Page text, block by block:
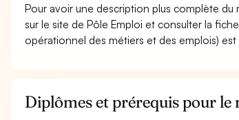
Pour avoir une description plus complète
sur le site de Pôle Emploi et consulter la
opérationnel des métiers et des emplois)
Diplômes et prérequis pour